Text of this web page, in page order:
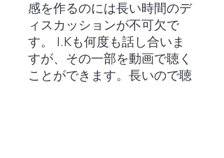
感を作るのには長い時間のデ
ィスカッションが不可欠で
す。 I.Kも何度も話し合いま
すが、その一部を動画で聴く
ことができます。長いので聴